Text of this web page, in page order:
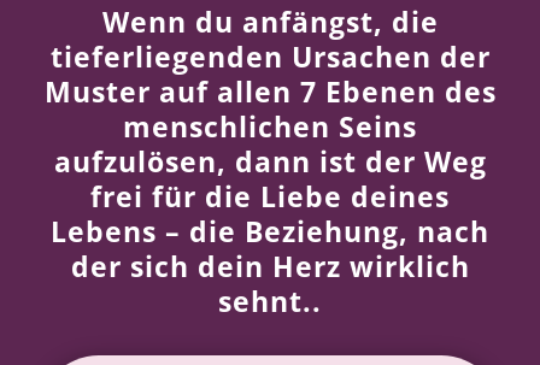
Wenn du anfängst, die
tieferliegenden Ursachen der
Muster auf allen 7 Ebenen des
menschlichen Seins
aufzulösen, dann ist der Weg
frei für die Liebe deines
Lebens – die Beziehung, nach
der sich dein Herz wirklich
sehnt..